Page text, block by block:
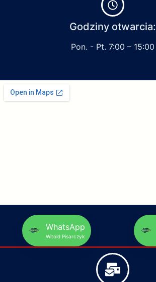
Godziny otwarcia:
Pon. - Pt. 7:00 – 15:00
WhatsApp
Witold Pisarczyk